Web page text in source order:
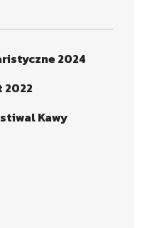
2024
Kawy